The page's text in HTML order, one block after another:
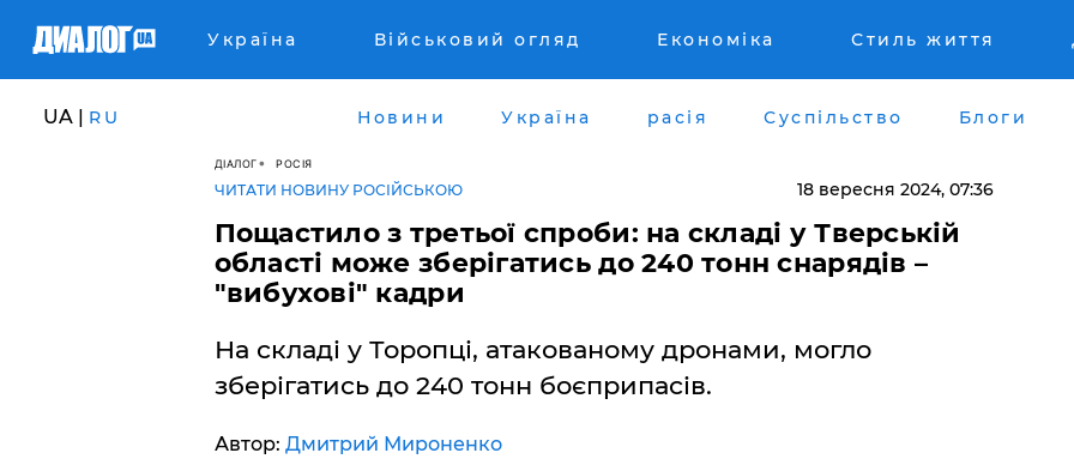
Україна Військовий огляд Економіка Стиль життя
UA | RU Новини Україна расія Суспільство Блоги
ДІАЛОГ РОСІЯ
ЧИТАТИ НОВИНУ РОСІЙСЬКОЮ 18 вересня 2024, 07:36
Пощастило з третьої спроби: на складі у Тверській
області може зберігатись до 240 тонн снарядів –
"вибухові" кадри
На складі у Торопці, атакованому дронами, могло
зберігатись до 240 тонн боєприпасів.
Автор: Дмитрий Мироненко